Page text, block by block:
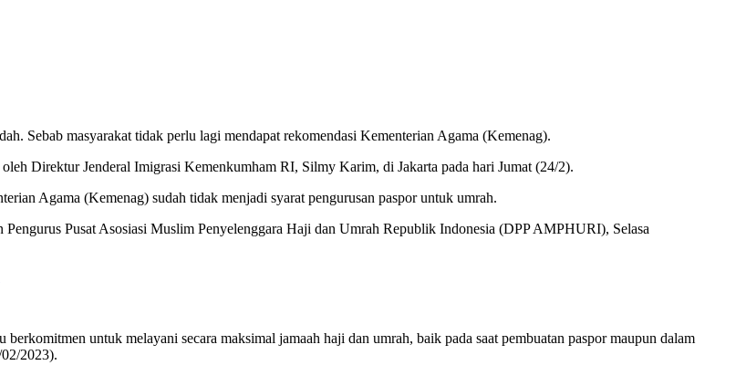
Sebab masyarakat tidak perlu lagi mendapat rekomendasi Kementerian Agama (Kemenag).
Direktur Jenderal Imigrasi Kemenkumham RI, Silmy Karim, di Jakarta pada hari Jumat (24/2).
Agama (Kemenag) sudah tidak menjadi syarat pengurusan paspor untuk umrah.
Pusat Asosiasi Muslim Penyelenggara Haji dan Umrah Republik Indonesia (DPP AMPHURI), Selasa
untuk melayani secara maksimal jamaah haji dan umrah, baik pada saat pembuatan paspor maupun dalam
2023).